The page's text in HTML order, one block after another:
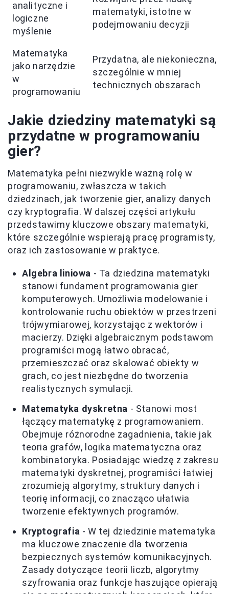
analityczne i
logiczne
myślenie
matematyki, istotne w
podejmowaniu decyzji
Matematyka
jako narzędzie
w
programowaniu
Przydatna, ale niekonieczna,
szczególnie w mniej
technicznych obszarach
Jakie dziedziny matematyki są
przydatne w programowaniu
gier?
Matematyka pełni niezwykle ważną rolę w
programowaniu, zwłaszcza w takich
dziedzinach, jak tworzenie gier, analizy danych
czy kryptografia. W dalszej części artykułu
przedstawimy kluczowe obszary matematyki,
które szczególnie wspierają pracę programisty,
oraz ich zastosowanie w praktyce.
Algebra liniowa - Ta dziedzina matematyki
stanowi fundament programowania gier
komputerowych. Umożliwia modelowanie i
kontrolowanie ruchu obiektów w przestrzeni
trójwymiarowej, korzystając z wektorów i
macierzy. Dzięki algebraicznym podstawom
programiści mogą łatwo obracać,
przemieszczać oraz skalować obiekty w
grach, co jest niezbędne do tworzenia
realistycznych symulacji.
Matematyka dyskretna - Stanowi most
łączący matematykę z programowaniem.
Obejmuje różnorodne zagadnienia, takie jak
teoria grafów, logika matematyczna oraz
kombinatoryka. Posiadając wiedzę z zakresu
matematyki dyskretnej, programiści łatwiej
zrozumieją algorytmy, struktury danych i
teorię informacji, co znacząco ułatwia
tworzenie efektywnych programów.
Kryptografia - W tej dziedzinie matematyka
ma kluczowe znaczenie dla tworzenia
bezpiecznych systemów komunikacyjnych.
Zasady dotyczące teorii liczb, algorytmy
szyfrowania oraz funkcje haszujące opierają